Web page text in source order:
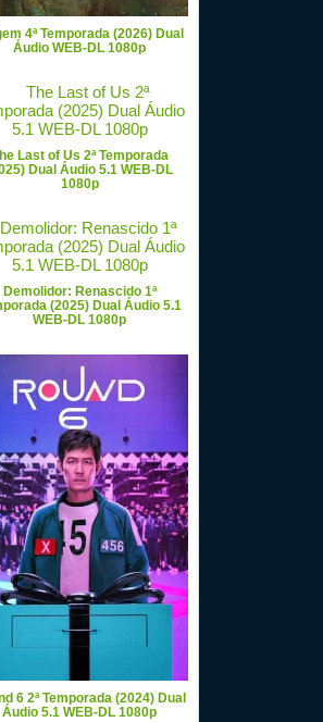
4ª Temporada (2026) Dual
Áudio WEB-DL 1080p
Last of Us 2ª Temporada
Dual Áudio 5.1 WEB-DL
1080p
Demolidor: Renascido 1ª
(2025) Dual Áudio 5.1
WEB-DL 1080p
6 2ª Temporada (2024) Dual
Áudio 5.1 WEB-DL 1080p